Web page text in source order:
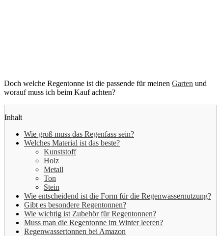
Doch welche Regentonne ist die passende für meinen Garten und
worauf muss ich beim Kauf achten?
Inhalt
Wie groß muss das Regenfass sein?
Welches Material ist das beste?
Kunststoff
Holz
Metall
Ton
Stein
Wie entscheidend ist die Form für die Regenwassernutzung?
Gibt es besondere Regentonnen?
Wie wichtig ist Zubehör für Regentonnen?
Muss man die Regentonne im Winter leeren?
Regenwassertonnen bei Amazon